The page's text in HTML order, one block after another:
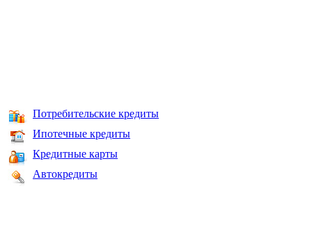
Потребительские кредиты
Ипотечные кредиты
Кредитные карты
Автокредиты